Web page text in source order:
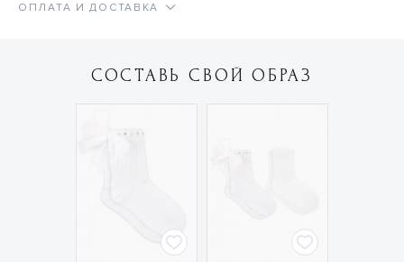
ОПЛАТА И ДОСТАВКА
СОСТАВЬ СВОЙ ОБРАЗ